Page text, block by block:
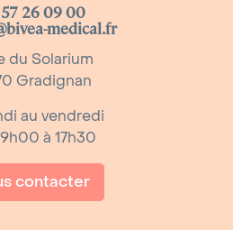
26 09 00
medical.fr
du Solarium
Gradignan
au vendredi
à 17h30
contacter